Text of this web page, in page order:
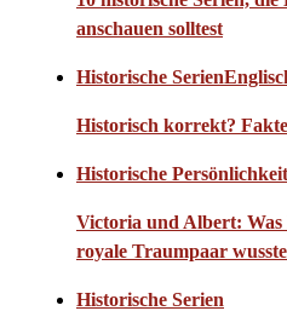
anschauen solltest
Historische Serien
Historisch korrekt?
Historische
Victoria und Albert:
royale Traumpaar
Historische Serien